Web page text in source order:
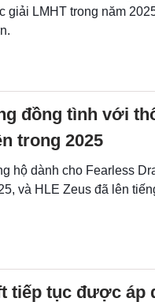
giải LMHT trong năm
đồng tình với
trong 2025
hộ dành cho Fearless
và HLE Zeus đã lên
tiếp tục được áp